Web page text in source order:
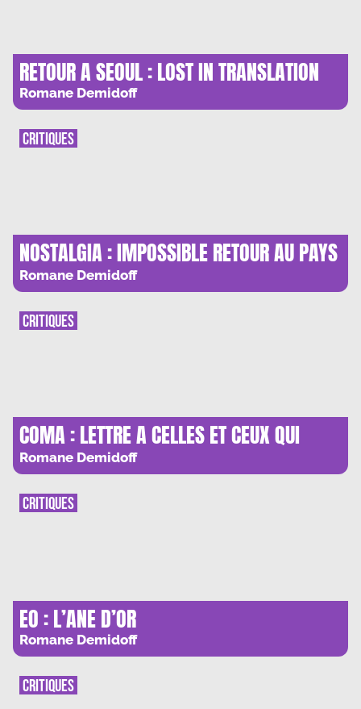
RETOUR A SEOUL : LOST IN TRANSLATION
Romane Demidoff
NOSTALGIA : IMPOSSIBLE RETOUR AU PAYS
NATAL
Romane Demidoff
CRITIQUES
COMA : LETTRE A CELLES ET CEUX QUI
VIENNENT
Romane Demidoff
CRITIQUES
EO : L’ANE D’OR
Romane Demidoff
CRITIQUES
CRITIQUES